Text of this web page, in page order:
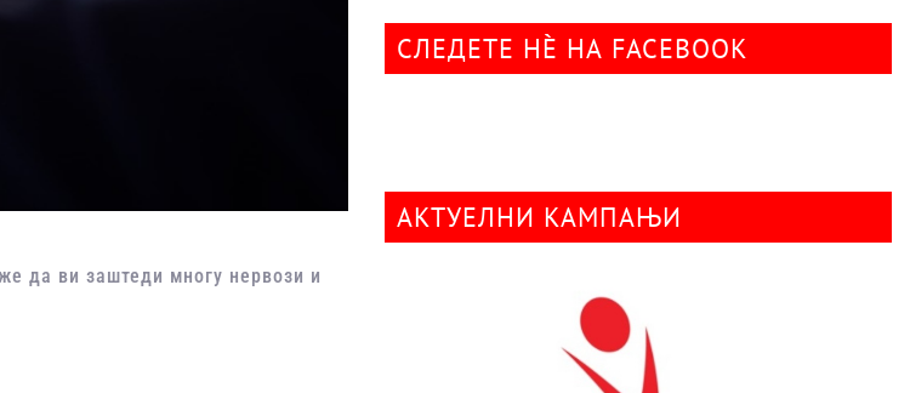
да ви заштеди многу нервози и
СЛЕДЕТЕ НÈ НА FACEBOOK
АКТУЕЛНИ КАМПАЊИ